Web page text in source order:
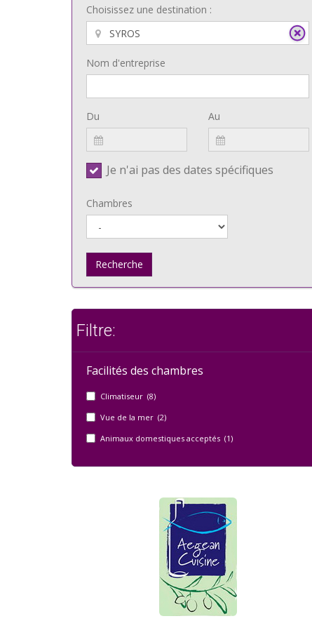
Choisissez une destination :
Nom d'entreprise
Du Au
Je n'ai pas des dates spécifiques
Chambres
Recherche
Filtre:
Facilités des chambres
Climatiseur (8)
Vue de la mer (2)
Animaux domestiques acceptés (1)